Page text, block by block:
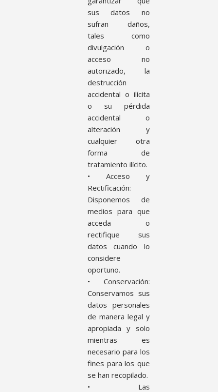
sus datos no
sufran daños,
tales como
divulgación o
acceso no
autorizado, la
destrucción
accidental o ilícita
o su pérdida
accidental o
alteración y
cualquier otra
forma de
tratamiento ilícito.
• Acceso y
Rectificación:
Disponemos de
medios para que
acceda o
rectifique sus
datos cuando lo
considere
oportuno.
• Conservación:
Conservamos sus
datos personales
de manera legal y
apropiada y solo
mientras es
necesario para los
fines para los que
se han recopilado.
• Las